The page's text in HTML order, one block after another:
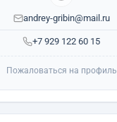
+7 929 122 60 15
andrey-gribin@mail.ru
Пожаловаться на профиль